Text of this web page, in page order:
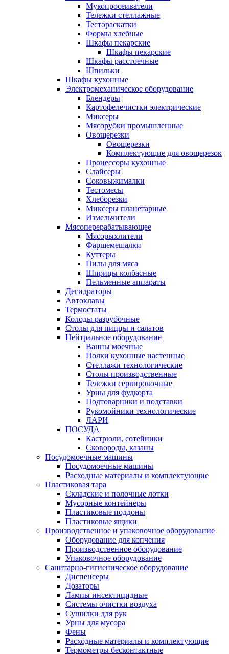
Мукопросеиватели
Тележки стеллажные
Тестораскатки
Формы хлебные
Шкафы пекарские
Шкафы пекарские
Шкафы расстоечные
Шпильки
Шкафы кухонные
Электромеханическое оборудование
Блендеры
Картофелечистки электрические
Миксеры
Мясорубки промышленные
Овощерезки
Овощерезки
Комплектующие для овощерезок
Процессоры кухонные
Слайсеры
Соковыжималки
Тестомесы
Хлеборезки
Миксеры планетарные
Измельчители
Мясоперерабатывающее
Мясорыхлители
Фаршемешалки
Куттеры
Пилы для мяса
Шприцы колбасные
Пельменные аппараты
Дегидраторы
Автоклавы
Термостаты
Колоды разрубочные
Столы для пиццы и салатов
Нейтральное оборудование
Ванны моечные
Полки кухонные настенные
Стеллажи технологические
Столы производственные
Тележки сервировочные
Урны для фудкорта
Подтоварники и подставки
Рукомойники технологические
ЛАРИ
ПОСУДА
Кастрюли, сотейники
Сковороды, казаны
Посудомоечные машины
Посудомоечные машины
Расходные материалы и комплектующие
Пластиковая тара
Складские и полочные лотки
Мусорные контейнеры
Пластиковые поддоны
Пластиковые ящики
Производственное и упаковочное оборудование
Оборудование для копчения
Производственное оборудование
Упаковочное оборудование
Санитарно-гигиеническое оборудование
Диспенсеры
Дозаторы
Лампы инсектицидные
Системы очистки воздуха
Сушилки для рук
Урны для мусора
Фены
Расходные материалы и комплектующие
Термометры бесконтактные